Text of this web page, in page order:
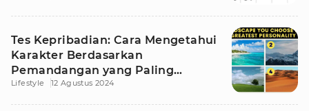
Tes Kepribadian: Cara Mengetahui
Karakter Berdasarkan
Pemandangan yang Paling
Disukai
Lifestyle 12 Agustus 2024